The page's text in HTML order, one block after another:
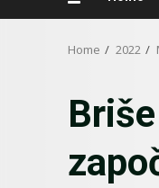
Home 2022